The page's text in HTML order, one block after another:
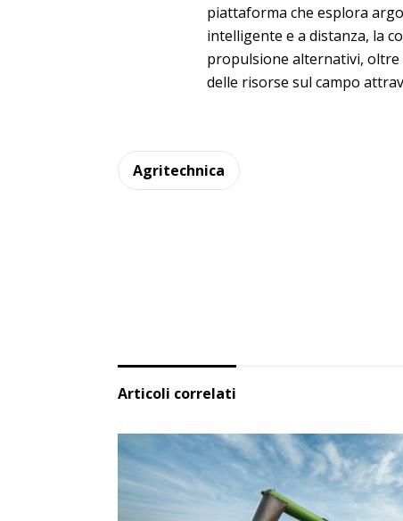
piattaforma che esplora
intelligente e a distanza, la
propulsione alternativi, oltre
delle risorse sul campo
Agritechnica
Articoli correlati